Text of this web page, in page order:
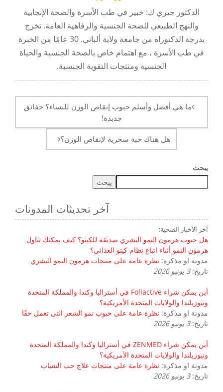
الدكتور جيري ك: خبير في طب الأسرة والصحة الإنجابية
والنهج الطبيعي للصحة الجنسية والرفاهية العامة. تخرج
بدرجة الدكتوراه من جامعة ولاية ألباني. 30 عامًا من الخبرة
في طب الأسرة ، مع اهتمام خاص بالصحة الجنسية والحياة
الجنسية ومنتجات التقوية الجنسية.
الملاحةما هي أفضل وأسلم حبوب إنقاص الوزن للنساء؟ حقائق
جديدة!
هل هناك حبة سحرية لإنقاص الوزن؟
يبحث
يبحث
آخر تحديثات المدونات
آخر الأخبار الصحية:
هل حبوب هرمون النمو البشري صديقة للكيتو؟ كيف يمكنك تناول
هرمون النمو أثناء اتباع نظام كيتو الغذائي؟
مدونة او مذكرة: نظرة عامة على منتجات هرمون النمو البشري
تاريخ:3 يونيو 2026
أين يمكن شراء Foliactive في أستراليا وكندا والمملكة المتحدة
ونيوزيلندا والولايات المتحدة الأمريكية؟
مدونة او مذكرة: نظرة عامة على حبوب نمو الشعر التي تعمل حقًا
تاريخ:3 يونيو 2026
أين يمكن شراء ZENMED في أستراليا وكندا والمملكة المتحدة
ونيوزيلندا والولايات المتحدة الأمريكية؟
مدونة او مذكرة: نظرة عامة على منتجات علاج حب الشباب
تاريخ:3 يونيو 2026